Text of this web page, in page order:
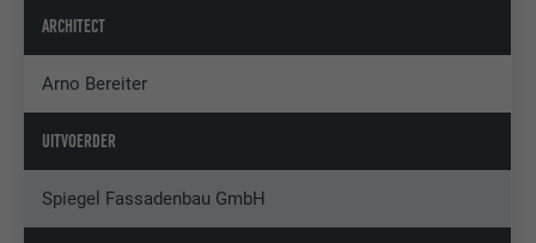
ARCHITECT
Arno Bereiter
UITVOERDER
Spiegel Fassadenbau GmbH